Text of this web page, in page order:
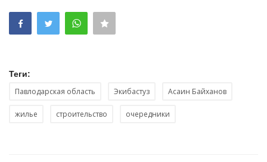
Теги:
Павлодарская область Экибастуз Асаин Байханов
жилье строительство очередники